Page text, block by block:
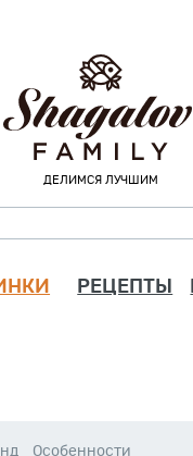
ДЕЛИМСЯ ЛУЧШИМ
РЕЦЕПТЫ
Особенности